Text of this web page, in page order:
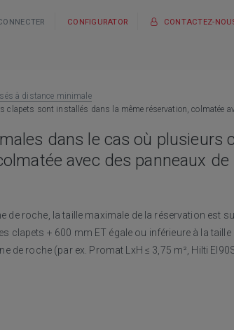
CONFIGURATOR CONTACTEZ-
à distance minimale
sont installés dans la même réservation, colmatée
dans le cas où plusieurs
avec des panneaux de
de roche, la taille maximale de la réservation est
clapets + 600 mm ET égale ou inférieure à la
de roche (par ex. Promat LxH ≤ 3,75 m², Hilti